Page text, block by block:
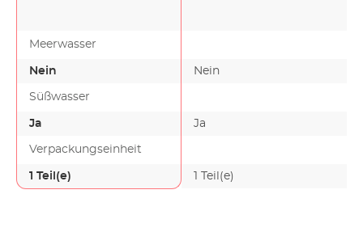
Meerwasser
Nein Nein
Süßwasser
Ja Ja
Verpackungseinheit
1 Teil(e) 1 Teil(e)